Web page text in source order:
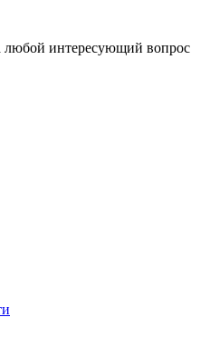
любой интересующий вопрос